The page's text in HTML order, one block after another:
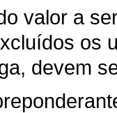
valor a
os
devem